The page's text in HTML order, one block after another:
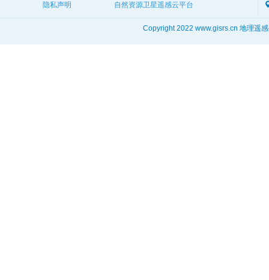
隐私声明
自然资源卫星遥感云平台
Copyright 2022 www.gisrs.cn 地理遥